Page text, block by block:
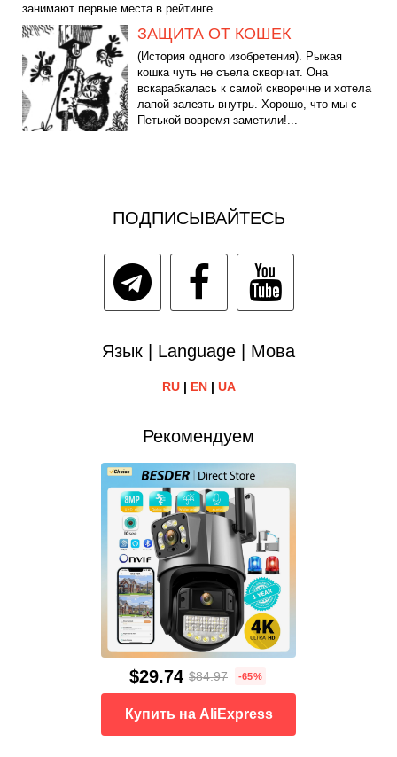
занимают первые места в рейтинге...
ЗАЩИТА ОТ КОШЕК
(История одного изобретения). Рыжая
кошка чуть не съела скворчат. Она
вскарабкалась к самой скворечне и хотела
лапой залезть внутрь. Хорошо, что мы с
Петькой вовремя заметили!...
ПОДПИСЫВАЙТЕСЬ
Язык | Language | Мова
RU| EN| UA
Рекомендуем
$29.74 $84.97 -65%
Купить на AliExpress